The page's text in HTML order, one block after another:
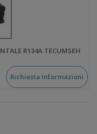
R134A TECUMSEH
Richiesta Informazioni